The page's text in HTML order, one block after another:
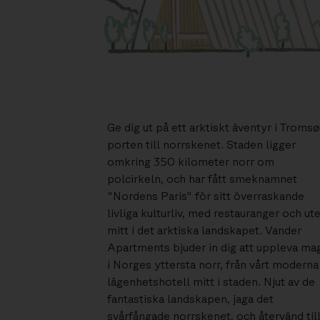
Ge dig ut på ett arktiskt äventyr i
porten till norrskenet. Staden ligger
omkring 350 kilometer norr om
polcirkeln, och har fått smeknamnet
"Nordens Paris" för sitt överraskande
livliga kulturliv, med restauranger och
mitt i det arktiska landskapet. Vander
Apartments bjuder in dig att uppleva
i Norges yttersta norr, från vårt moderna
lägenhetshotell mitt i staden. Njut av de
fantastiska landskapen, jaga det
svårfångade norrskenet, och återvänd till